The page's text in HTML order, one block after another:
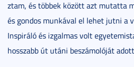
ztam, és többek között azt mutatta
és gondos munkával el lehet jutni a
Inspiráló és izgalmas volt
hosszabb út utáni beszámolóját